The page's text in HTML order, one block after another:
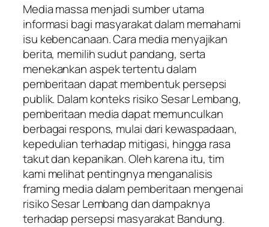
Media massa menjadi sumber utama
informasi bagi masyarakat dalam memahami
isu kebencanaan. Cara media menyajikan
berita, memilih sudut pandang, serta
menekankan aspek tertentu dalam
pemberitaan dapat membentuk persepsi
publik. Dalam konteks risiko Sesar Lembang,
pemberitaan media dapat memunculkan
berbagai respons, mulai dari kewaspadaan,
kepedulian terhadap mitigasi, hingga rasa
takut dan kepanikan. Oleh karena itu, tim
kami melihat pentingnya menganalisis
framing media dalam pemberitaan mengenai
risiko Sesar Lembang dan dampaknya
terhadap persepsi masyarakat Bandung.